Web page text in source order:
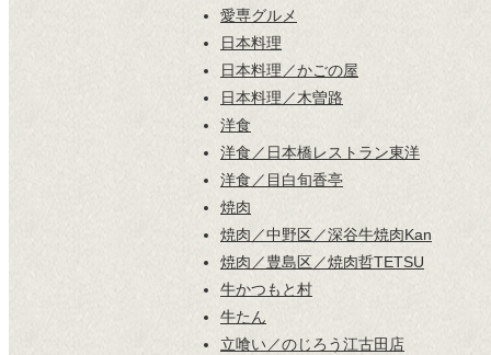
愛専グルメ
日本料理
日本料理／かごの屋
日本料理／木曽路
洋食
洋食／日本橋レストラン東洋
洋食／目白旬香亭
焼肉
焼肉／中野区／深谷牛焼肉Kan
焼肉／豊島区／焼肉哲TETSU
牛かつもと村
牛たん
立喰い／のじろう江古田店